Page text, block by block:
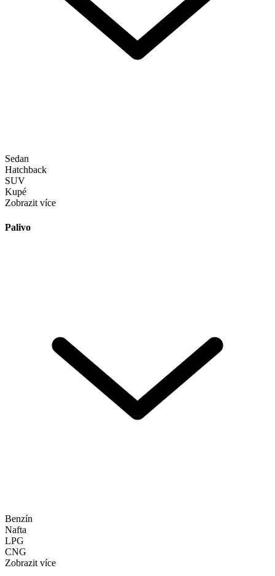
Sedan
Hatchback
SUV
Kupé
Zobrazit více
Palivo
Benzín
Nafta
LPG
CNG
Zobrazit více